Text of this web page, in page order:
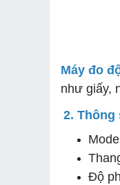
Máy đo
như giấy,
2. Thông
Độ